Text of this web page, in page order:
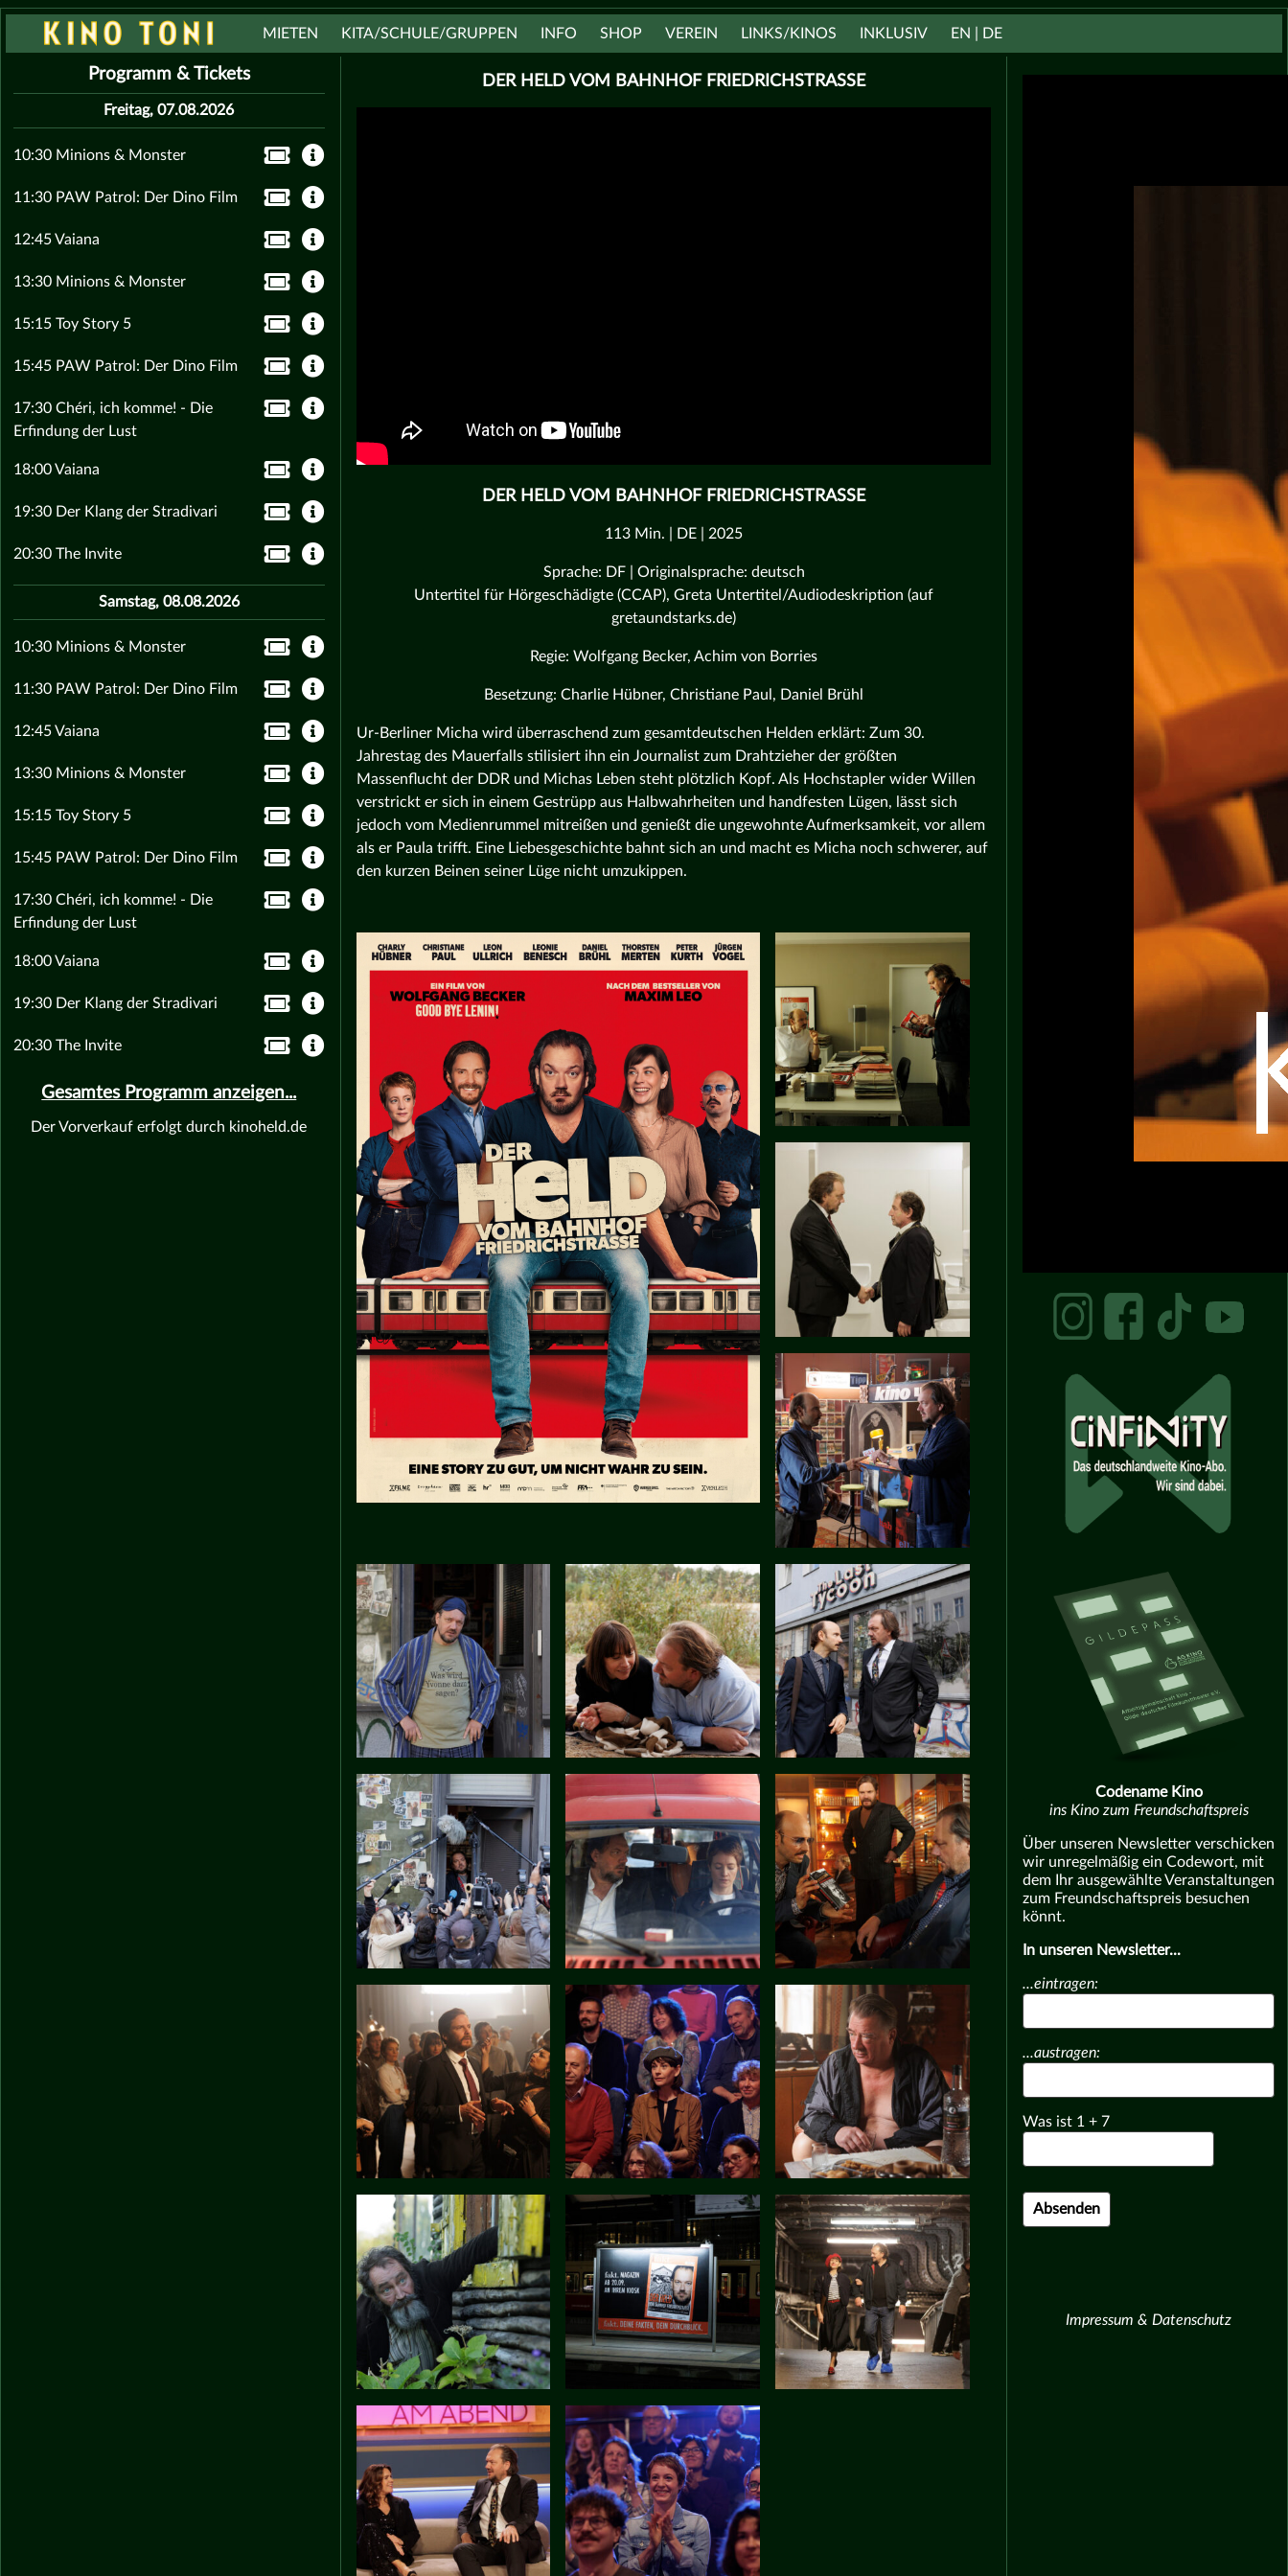
MIETEN KITA/SCHULE/GRUPPEN INFO SHOP VEREIN LINKS/KINOS INKLUSIV EN | DE
DER HELD VOM BAHNHOF FRIEDRICHSTRASSE
DER HELD VOM BAHNHOF FRIEDRICHSTRASSE
113 Min. | DE | 2025
Sprache: DF | Originalsprache: deutsch
Untertitel für Hörgeschädigte (CCAP), Greta Untertitel/Audiodeskription (auf
gretaundstarks.de)
Regie: Wolfgang Becker, Achim von Borries
Besetzung: Charlie Hübner, Christiane Paul, Daniel Brühl
Ur-Berliner Micha wird überraschend zum gesamtdeutschen Helden erklärt: Zum 30.
Jahrestag des Mauerfalls stilisiert ihn ein Journalist zum Drahtzieher der größten
Massenflucht der DDR und Michas Leben steht plötzlich Kopf. Als Hochstapler wider Willen
verstrickt er sich in einem Gestrüpp aus Halbwahrheiten und handfesten Lügen, lässt sich
jedoch vom Medienrummel mitreißen und genießt die ungewohnte Aufmerksamkeit, vor allem
als er Paula trifft. Eine Liebesgeschichte bahnt sich an und macht es Micha noch schwerer, auf
den kurzen Beinen seiner Lüge nicht umzukippen.
Programm & Tickets
Freitag, 07.08.2026
10:30 Minions & Monster
11:30 PAW Patrol: Der Dino Film
12:45 Vaiana
13:30 Minions & Monster
15:15 Toy Story 5
15:45 PAW Patrol: Der Dino Film
17:30 Chéri, ich komme! - Die
Erfindung der Lust
18:00 Vaiana
19:30 Der Klang der Stradivari
20:30 The Invite
Samstag, 08.08.2026
10:30 Minions & Monster
11:30 PAW Patrol: Der Dino Film
12:45 Vaiana
13:30 Minions & Monster
15:15 Toy Story 5
15:45 PAW Patrol: Der Dino Film
17:30 Chéri, ich komme! - Die
Erfindung der Lust
18:00 Vaiana
19:30 Der Klang der Stradivari
20:30 The Invite
Gesamtes Programm anzeigen...
Der Vorverkauf erfolgt durch kinoheld.de
Codename Kino
ins Kino zum Freundschaftspreis
Über unseren Newsletter verschicken
wir unregelmäßig ein Codewort, mit
dem Ihr ausgewählte Veranstaltungen
zum Freundschaftspreis besuchen
könnt.
In unseren Newsletter...
...eintragen:
...austragen:
Was ist 1 + 7
Impressum & Datenschutz